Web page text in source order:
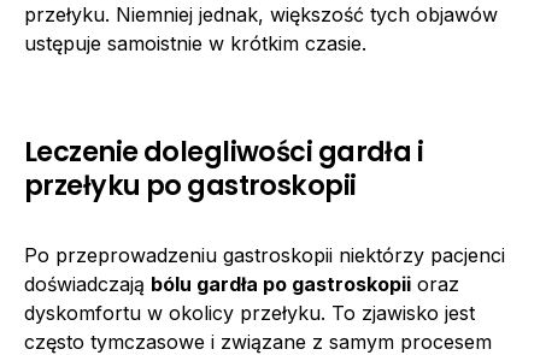
przełyku. Niemniej jednak, większość tych objawów
ustępuje samoistnie w krótkim czasie.
Leczenie dolegliwości gardła i
przełyku po gastroskopii
Po przeprowadzeniu gastroskopii niektórzy pacjenci
doświadczają bólu gardła po gastroskopii oraz
dyskomfortu w okolicy przełyku. To zjawisko jest
często tymczasowe i związane z samym procesem